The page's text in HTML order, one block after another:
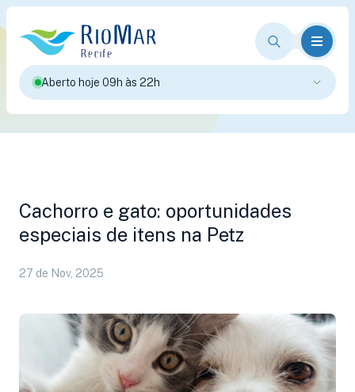
Aberto hoje 09h às 22h
Cachorro e gato: oportunidades
especiais de itens na Petz
27 de Nov, 2025